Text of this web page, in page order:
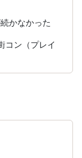
かなかった
コン（プレイ